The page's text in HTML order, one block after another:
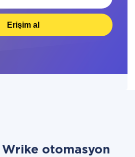
Erişim al
Wrike otomasyon